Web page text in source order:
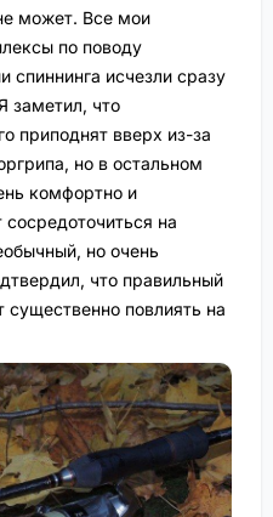
может. Все мои
по поводу
спиннинга исчезли сразу
заметил, что
приподнят вверх из-за
но в остальном
комфортно и
сосредоточиться на
но очень
что правильный
повлиять на